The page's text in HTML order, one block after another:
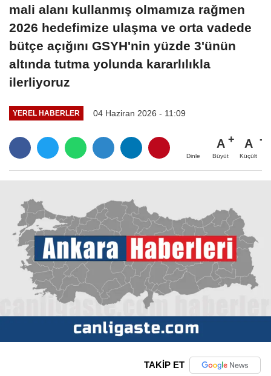
mali alanı kullanmış olmamıza rağmen
2026 hedefimize ulaşma ve orta vadede
bütçe açığını GSYH'nin yüzde 3'ünün
altında tutma yolunda kararlılıkla
ilerliyoruz
YEREL HABERLER 04 Haziran 2026 - 11:09
Dinle
A
Büyüt
A
Küçült
TAKİP ET